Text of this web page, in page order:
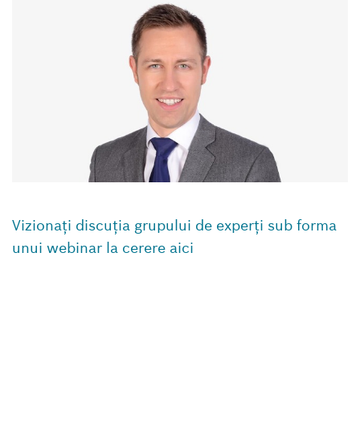
Vizionați discuția grupului de experți sub forma
unui webinar la cerere aici